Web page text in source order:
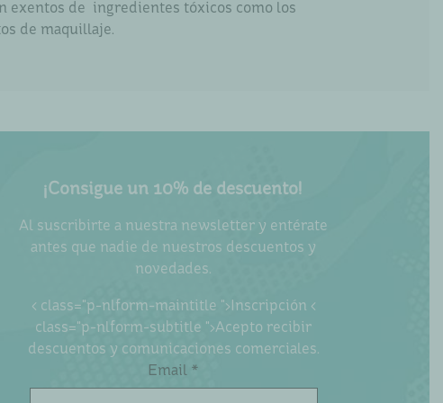
exentos de ingredientes tóxicos como los
de maquillaje.
¡Consigue un 10% de descuento!
Al suscribirte a nuestra newsletter y entérate
antes que nadie de nuestros descuentos y
novedades.
< class="p-nlform-maintitle ">Inscripción <
class="p-nlform-subtitle ">Acepto recibir
descuentos y comunicaciones comerciales.
Email *